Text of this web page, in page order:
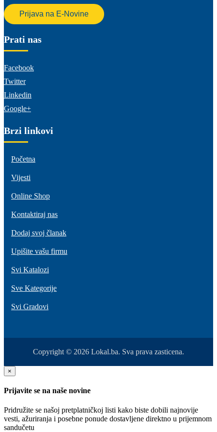
Prijava na E-Novine
Prati nas
Facebook
Twitter
Linkedin
Google+
Brzi linkovi
Početna
Vijesti
Online Shop
Kontaktiraj nas
Dodaj svoj članak
Upišite vašu firmu
Svi Katalozi
Sve Kategorije
Svi Gradovi
Copyright © 2026 Lokal.ba. Sva prava zasticena.
×
Prijavite se na naše novine
Pridružite se našoj pretplatničkoj listi kako biste dobili najnovije
vesti, ažuriranja i posebne ponude dostavljene direktno u prijemnom
sandučetu